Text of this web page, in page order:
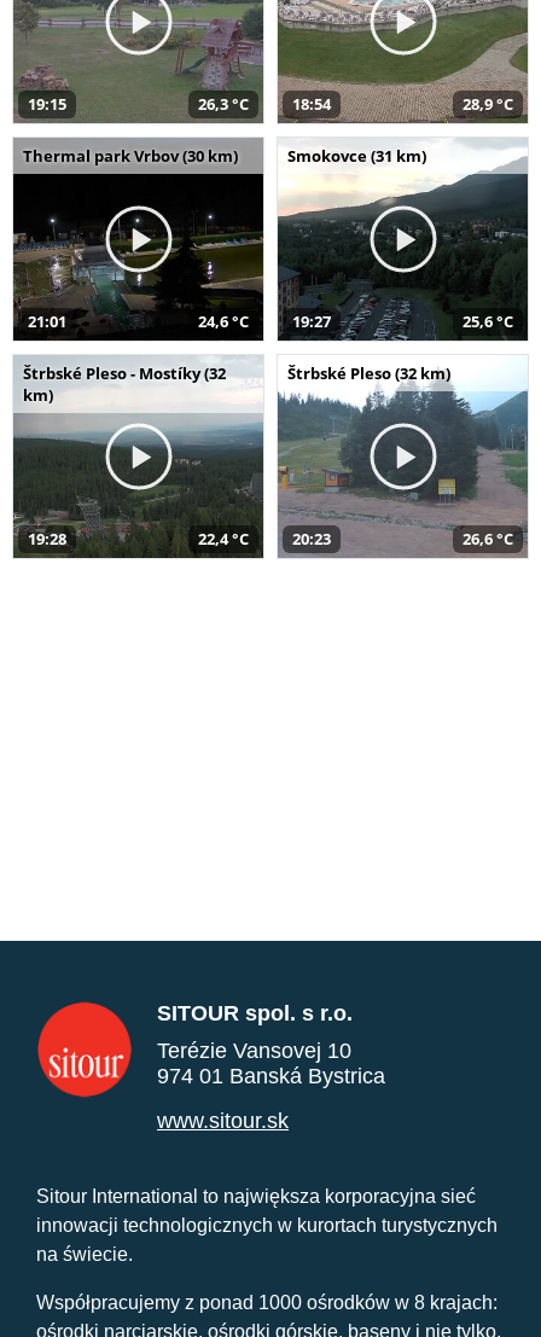
19:15 26,3 °C 18:54 28,9 °C
Thermal park Vrbov (30 km)
21:01 24,6 °C
Smokovce (31 km)
19:27 25,6 °C
Štrbské Pleso - Mostíky (32
km)
19:28 22,4 °C
Štrbské Pleso (32 km)
20:23 26,6 °C
SITOUR spol. s r.o.
Terézie Vansovej 10
974 01 Banská Bystrica
www.sitour.sk
Sitour International to największa korporacyjna sieć
innowacji technologicznych w kurortach turystycznych
na świecie.
Współpracujemy z ponad 1000 ośrodków w 8 krajach:
ośrodki narciarskie, ośrodki górskie, baseny i nie tylko.